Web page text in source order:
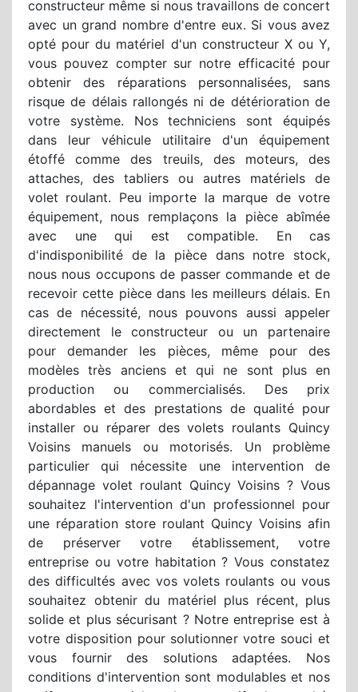
constructeur même si nous travaillons de concert
avec un grand nombre d'entre eux. Si vous avez
opté pour du matériel d'un constructeur X ou Y,
vous pouvez compter sur notre efficacité pour
obtenir des réparations personnalisées, sans
risque de délais rallongés ni de détérioration de
votre système. Nos techniciens sont équipés
dans leur véhicule utilitaire d'un équipement
étoffé comme des treuils, des moteurs, des
attaches, des tabliers ou autres matériels de
volet roulant. Peu importe la marque de votre
équipement, nous remplaçons la pièce abîmée
avec une qui est compatible. En cas
d'indisponibilité de la pièce dans notre stock,
nous nous occupons de passer commande et de
recevoir cette pièce dans les meilleurs délais. En
cas de nécessité, nous pouvons aussi appeler
directement le constructeur ou un partenaire
pour demander les pièces, même pour des
modèles très anciens et qui ne sont plus en
production ou commercialisés. Des prix
abordables et des prestations de qualité pour
installer ou réparer des volets roulants Quincy
Voisins manuels ou motorisés. Un problème
particulier qui nécessite une intervention de
dépannage volet roulant Quincy Voisins ? Vous
souhaitez l'intervention d'un professionnel pour
une réparation store roulant Quincy Voisins afin
de préserver votre établissement, votre
entreprise ou votre habitation ? Vous constatez
des difficultés avec vos volets roulants ou vous
souhaitez obtenir du matériel plus récent, plus
solide et plus sécurisant ? Notre entreprise est à
votre disposition pour solutionner votre souci et
vous fournir des solutions adaptées. Nos
conditions d'intervention sont modulables et nos